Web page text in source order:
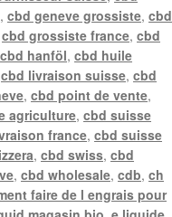
,cbd geneve grossiste,cbd
cbd grossiste france,cbd
cbd hanföl,cbd huile
cbd livraison suisse,cbd
,cbd point de vente,
agriculture,cbd suisse
france,cbd suisse
,cbd swiss,cbd
,cbd wholesale,cdb,ch
faire de l engrais pour